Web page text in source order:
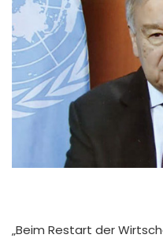
„Beim Restart der